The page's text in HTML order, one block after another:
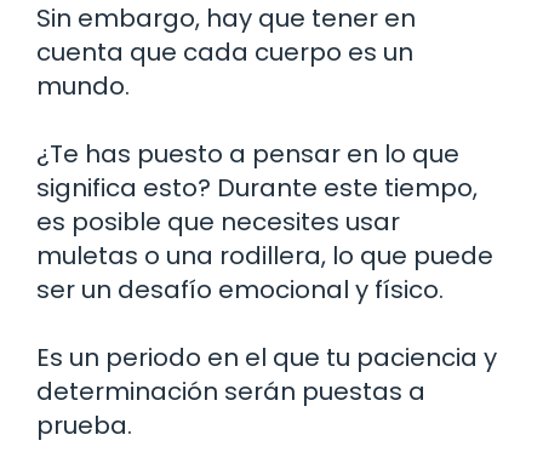
Sin embargo, hay que tener en
cuenta que cada cuerpo es un
mundo.
¿Te has puesto a pensar en lo que
significa esto? Durante este tiempo,
es posible que necesites usar
muletas o una rodillera, lo que puede
ser un desafío emocional y físico.
Es un periodo en el que tu paciencia y
determinación serán puestas a
prueba.